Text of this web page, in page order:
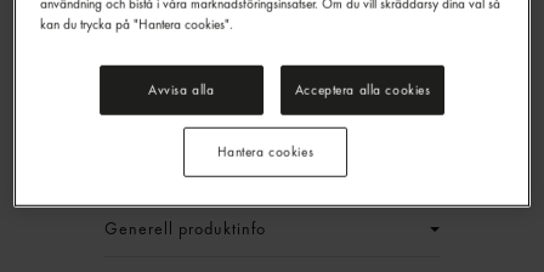
Melon Vatten Klass 1
Crimson
EAN: 324345
LOGGA IN
Generell produktinfo
kan du trycka på "Hantera cookies".
Avvisa alla Acceptera alla cookies
Hantera cookies